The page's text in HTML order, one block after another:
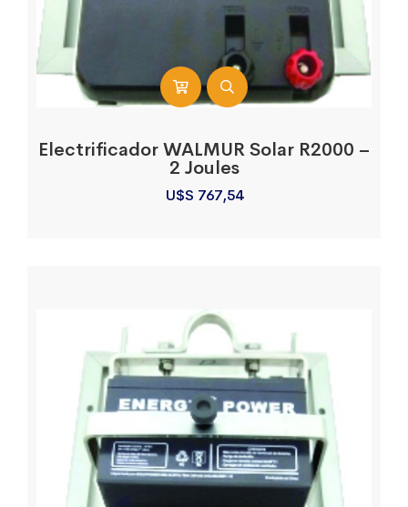
Electrificador WALMUR Solar R2000 –
2 Joules
U$S 767,54